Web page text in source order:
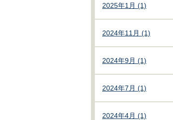
2025年1月 (1)
2024年11月 (1)
2024年9月 (1)
2024年7月 (1)
2024年4月 (1)